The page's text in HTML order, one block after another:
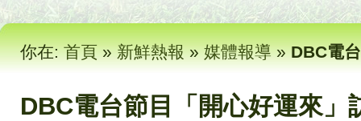
你在:首頁»新鮮熱報»媒體報導»DBC電
DBC電台節目「開心好運來」